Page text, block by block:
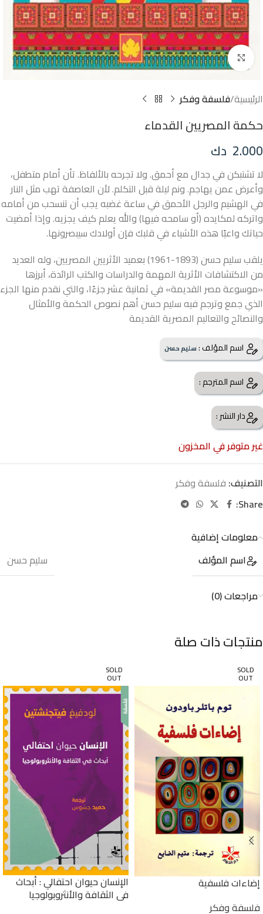
Click to enlarge
الرئيسية فلسفة وفكر
حكمة المصريين القدماء
2.000 دك
لا تشتبكن في جدال مع أحمق. ولا تجرحه بالألفاظ. تأن أمام متطفل،
وأعرض عمن يهاجم. ونم ليلة قبل التكلم. لأن العاصفة تهب مثل النار
في الهشيم والرجل الأحمق في ساعة غضبه يجب أن تنسحب من أمامه
واتركه لمكايده (أو سامحه فيها) والله يعلم كيف يجزيه. وإذا أمضيت
حياتك واعيًا هذه الأشياء في قلبك فإن أولادك سيبصرونها.
يلقب سليم حسن (1893-1961) بعميد الأثريين المصريين، وله العديد
من الاكتشافات الأثرية المهمة والدراسات والكتب الرائدة، أبرزها
«موسوعة مصر القديمة» في ثمانية عشر جزءًا، والتي نقدم منها الجزء
الذي جمع وترجم فيه سليم حسن أهم نصوص الحكمة والأمثال
والنصائح والتعاليم المصرية القديمة
اسم المؤلف :سليم حسن
اسم المترجم :
دار النشر :
غير متوفر في المخزون
التصنيف: فلسفة وفكر
Share:
معلومات إضافية
اسم المؤلف
سليم حسن
مراجعات (0)
منتجات ذات صلة
SOLD
OUT
إضاءات فلسفية
فلسفة وفكر
SOLD
OUT
الإنسان حيوان احتفالي : أبحاث
في الثقافة والأنثروبولوجيا